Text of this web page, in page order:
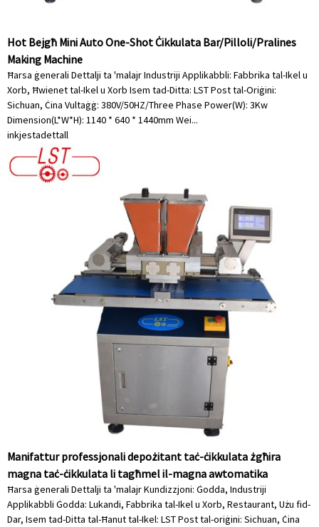
Hot Bejgħ Mini Auto One-Shot Ċikkulata Bar/Pilloli/Pralines
Making Machine
Ħarsa ġenerali Dettalji ta 'malajr Industriji Applikabbli: Fabbrika tal-Ikel u
Xorb, Ħwienet tal-Ikel u Xorb Isem tad-Ditta: LST Post tal-Oriġini:
Sichuan, Ċina Vultaġġ: 380V/50HZ/Three Phase Power(W): 3Kw
Dimension(L*W*H): 1140 * 640 * 1440mm Wei...
inkjestadettall
Manifattur professjonali depożitant taċ-ċikkulata żgħira
magna taċ-ċikkulata li tagħmel il-magna awtomatika
Ħarsa ġenerali Dettalji ta 'malajr Kundizzjoni: Ġodda, Industriji
Applikabbli Ġodda: Lukandi, Fabbrika tal-Ikel u Xorb, Restaurant, Użu fid-
Dar, Isem tad-Ditta tal-Ħanut tal-Ikel: LST Post tal-oriġini: Sichuan, Ċina